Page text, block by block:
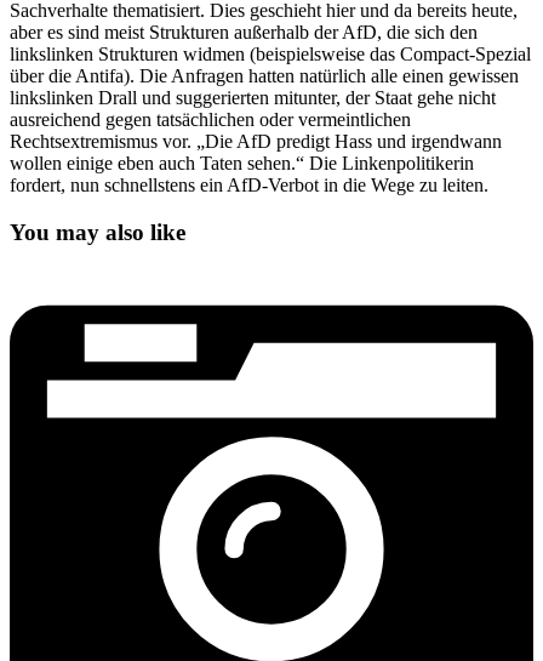
Sachverhalte thematisiert. Dies geschieht hier und da bereits heute,
aber es sind meist Strukturen außerhalb der AfD, die sich den
linkslinken Strukturen widmen (beispielsweise das Compact-Spezial
über die Antifa). Die Anfragen hatten natürlich alle einen gewissen
linkslinken Drall und suggerierten mitunter, der Staat gehe nicht
ausreichend gegen tatsächlichen oder vermeintlichen
Rechtsextremismus vor. „Die AfD predigt Hass und irgendwann
wollen einige eben auch Taten sehen.“ Die Linkenpolitikerin
fordert, nun schnellstens ein AfD-Verbot in die Wege zu leiten.
You may also like